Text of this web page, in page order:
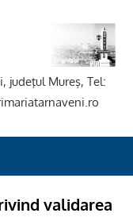
judeţul Mureş, Tel:
validarea